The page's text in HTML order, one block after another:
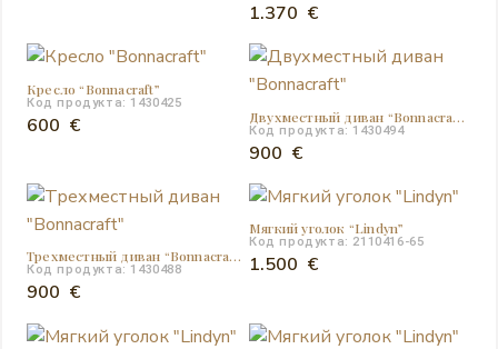
1.370 €
Кресло “Bonnacraft”
Код продукта: 1430425
600 € Двухместный диван “Bonnacraft”
Код продукта: 1430494
900 €
Трехместный диван “Bonnacraft”
Код продукта: 1430488
900 €
Мягкий уголок “Lindyn”
Код продукта: 2110416-65
1.500 €